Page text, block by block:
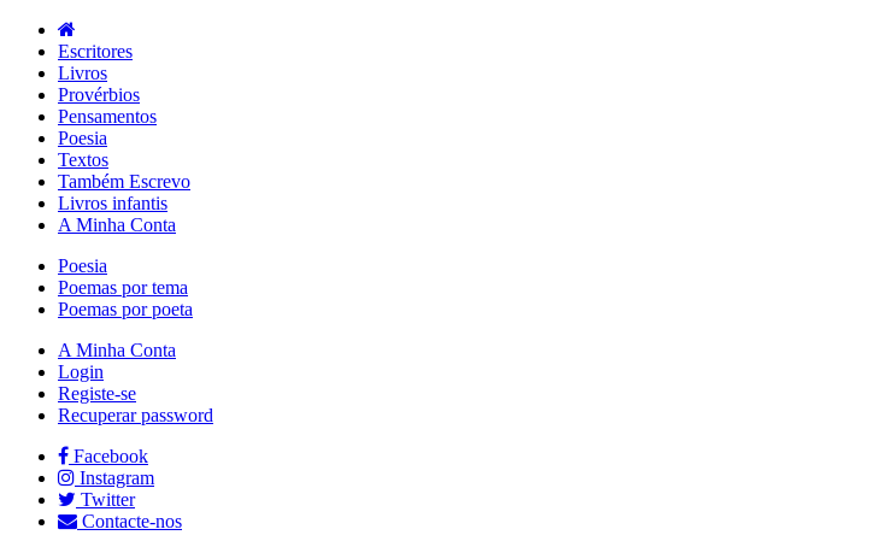
Escritores
Livros
Provérbios
Pensamentos
Poesia
Textos
Também Escrevo
Livros infantis
A Minha Conta
Poesia
Poemas por tema
Poemas por poeta
A Minha Conta
Login
Registe-se
Recuperar password
Facebook
Instagram
Twitter
Contacte-nos